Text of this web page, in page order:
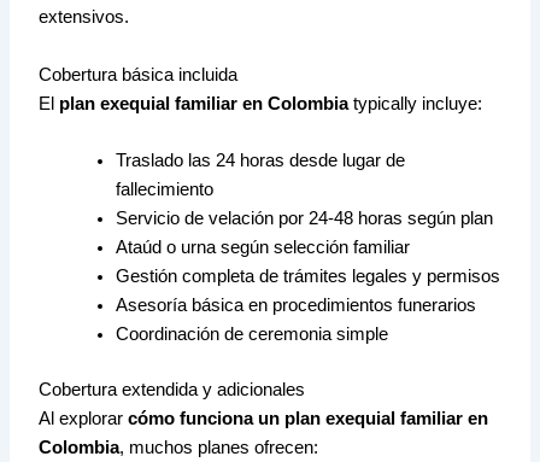
extensivos.
Cobertura básica incluida
El plan exequial familiar en Colombiatypically incluye:
Traslado las 24 horas desde lugar de
fallecimiento
Servicio de velación por 24-48 horas según plan
Ataúd o urna según selección familiar
Gestión completa de trámites legales y permisos
Asesoría básica en procedimientos funerarios
Coordinación de ceremonia simple
Cobertura extendida y adicionales
Al explorarcómo funciona un plan exequial familiar en
Colombia, muchos planes ofrecen: